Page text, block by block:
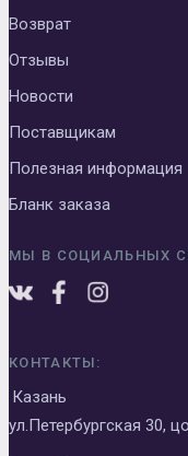
Возврат
Отзывы
Новости
Поставщикам
Полезная информация
Бланк заказа
МЫ В СОЦИАЛЬНЫХ
КОНТАКТЫ:
Казань
ул.Петербургская 30,